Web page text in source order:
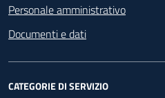
Personale amministrativo
Documenti e dati
CATEGORIE DI SERVIZIO